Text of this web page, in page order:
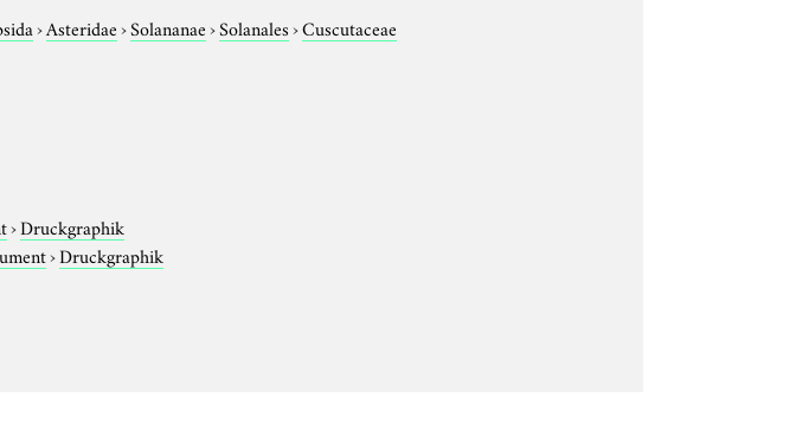
›Asteridae›Solananae›Solanales›Cuscutaceae
›Druckgraphik
›Druckgraphik